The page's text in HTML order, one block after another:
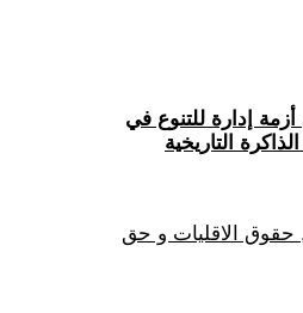
إدارة للتنوع في
التاريخية
, حقوق الاقليات و حق